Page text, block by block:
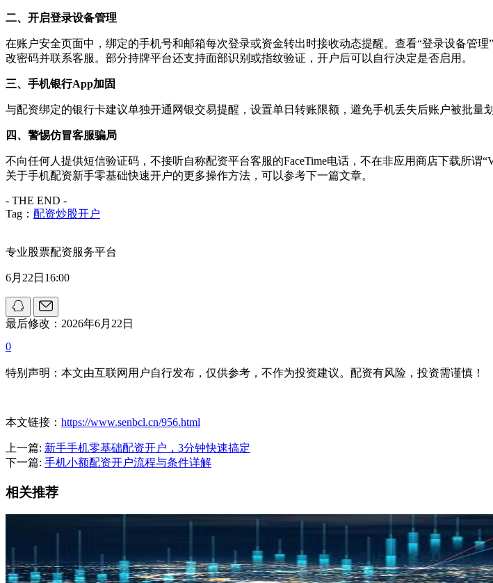
二、开启登录设备管理
在账户安全页面中，绑定的手机号和邮箱每次登录或资金转出时接收动态提醒。查看“登录设备管
改密码并联系客服。部分持牌平台还支持面部识别或指纹验证，开户后可以自行决定是否启用。
三、手机银行App加固
与配资绑定的银行卡建议单独开通网银交易提醒，设置单日转账限额，避免手机丢失后账户被批量划
四、警惕仿冒客服骗局
不向任何人提供短信验证码，不接听自称配资平台客服的FaceTime电话，不在非应用商店下载所谓
关于手机配资新手零基础快速开户的更多操作方法，可以参考下一篇文章。
- THE END -
Tag： 配资炒股开户
专业股票配资服务平台
6月22日16:00
最后修改：2026年6月22日
0
特别声明：本文由互联网用户自行发布，仅供参考，不作为投资建议。配资有风险，投资需谨慎！
本文链接： https://www.senbcl.cn/956.html
上一篇: 新手手机零基础配资开户，3分钟快速搞定
下一篇: 手机小额配资开户流程与条件详解
相关推荐